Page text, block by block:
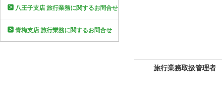
旅行業務取扱管理者
八王子支店 旅行業務に関するお問合せ
青梅支店 旅行業務に関するお問合せ